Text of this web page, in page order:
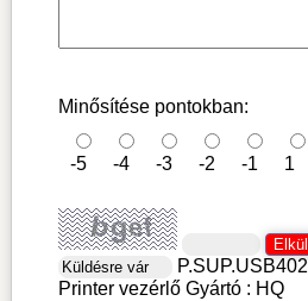
Minősítése pontokban:
-5 -4 -3 -2 -1 1
P.SUP.USB402
Printer vezérlőGyártó : HQ